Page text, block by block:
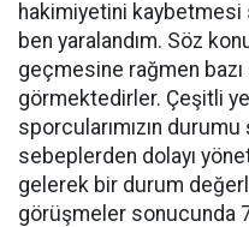
hakimiyetini
ben yaralandım. Söz
geçmesine rağmen
görmektedirler. Çeşitli
sporcularımızın
sebeplerden dolayı
gelerek bir durum
görüşmeler sonucunda